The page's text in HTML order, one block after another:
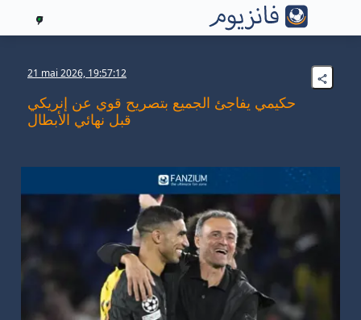
7
21 mai 2026, 19:57:12
حكيمي يفاجئ الجميع بتصريح قوي عن إنريكي
قبل نهائي الأبطال